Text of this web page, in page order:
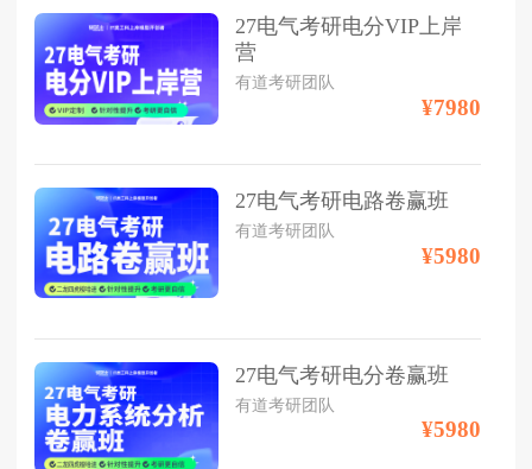
27电气考研电分VIP上岸
营
有道考研团队
¥7980
27电气考研电路卷赢班
有道考研团队
¥5980
27电气考研电分卷赢班
有道考研团队
¥5980